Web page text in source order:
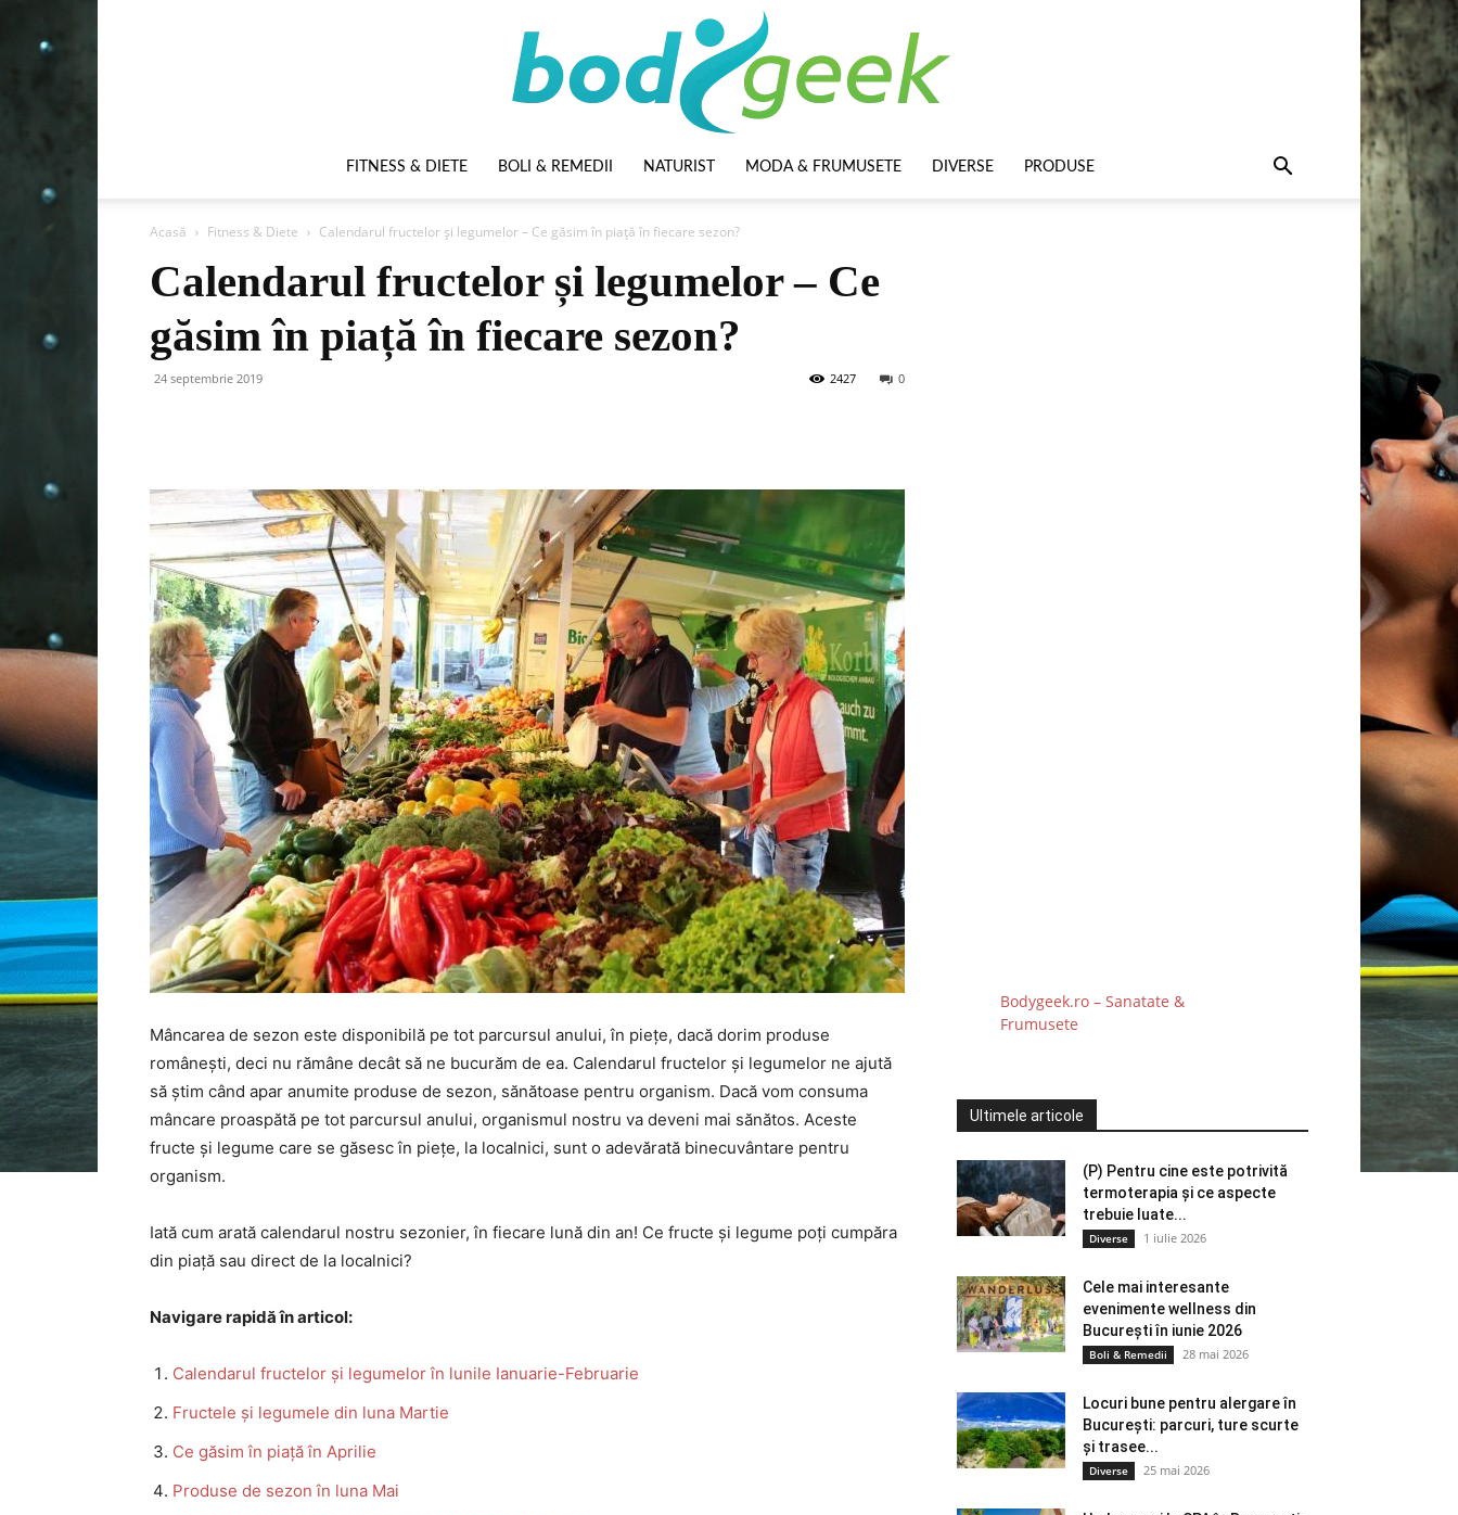
FITNESS & DIETE BOLI & REMEDII NATURIST MODA & FRUMUSETE DIVERSE PRODUSE
Acasă Fitness & Diete Calendarul fructelor și legumelor – Ce găsim în piață în fiecare sezon?
Calendarul fructelor și legumelor – Ce
găsim în piață în fiecare sezon?
24 septembrie 2019 0
2427
Mâncarea de sezon este disponibilă pe tot parcursul anului, în piețe, dacă dorim produse
românești, deci nu rămâne decât să ne bucurăm de ea. Calendarul fructelor și legumelor ne ajută
să știm când apar anumite produse de sezon, sănătoase pentru organism. Dacă vom consuma
mâncare proaspătă pe tot parcursul anului, organismul nostru va deveni mai sănătos. Aceste
fructe și legume care se găsesc în piețe, la localnici, sunt o adevărată binecuvântare pentru
organism.
Iată cum arată calendarul nostru sezonier, în fiecare lună din an! Ce fructe și legume poți cumpăra
din piață sau direct de la localnici?
Navigare rapidă în articol:
Calendarul fructelor și legumelor în lunile Ianuarie-Februarie
Fructele și legumele din luna Martie
Ce găsim în piață în Aprilie
Produse de sezon în luna Mai
Bodygeek.ro – Sanatate &
Frumusete
Ultimele articole
(P) Pentru cine este potrivită
termoterapia și ce aspecte
trebuie luate...
Diverse 1 iulie 2026
Cele mai interesante
evenimente wellness din
București în iunie 2026
Boli & Remedii 28 mai 2026
Locuri bune pentru alergare în
București: parcuri, ture scurte
și trasee...
Diverse 25 mai 2026